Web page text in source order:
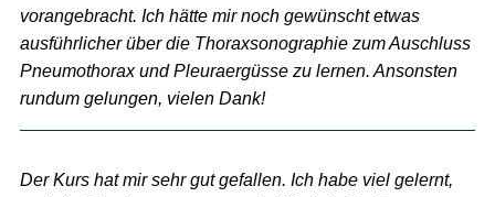
vorangebracht. Ich hätte mir noch gewünscht etwas
ausführlicher über die Thoraxsonographie zum Auschluss
Pneumothorax und Pleuraergüsse zu lernen. Ansonsten
rundum gelungen, vielen Dank!
Der Kurs hat mir sehr gut gefallen. Ich habe viel gelernt,